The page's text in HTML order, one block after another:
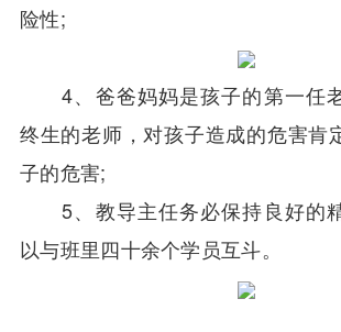
险性;
4、爸爸妈妈是孩子的第一任
终生的老师，对孩子造成的危害肯
子的危害;
5、教导主任务必保持良好的
以与班里四十余个学员互斗。